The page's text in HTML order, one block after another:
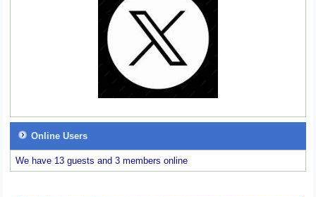
Online Users
We have 13 guests and 3 members online